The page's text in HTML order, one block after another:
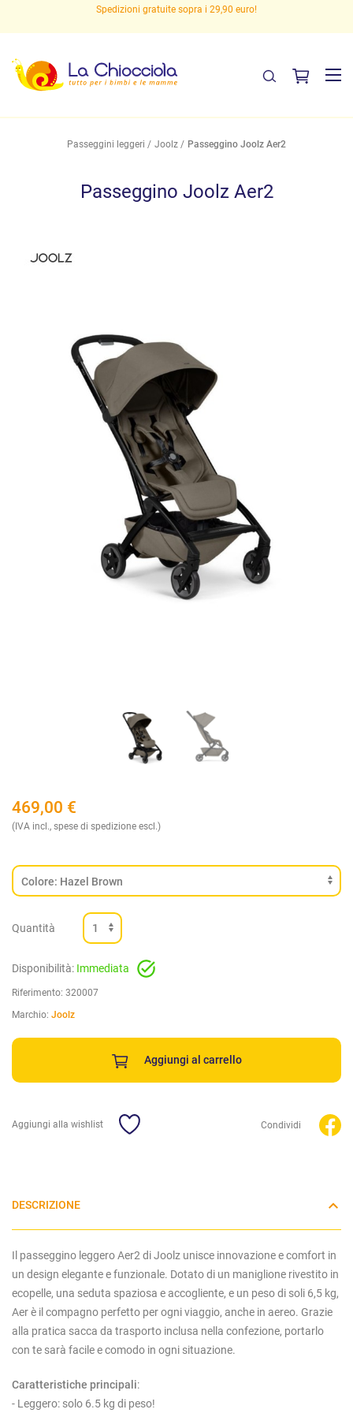
Spedizioni gratuite sopra i 29,90 euro!
Passeggini leggeri Joolz Passeggino Joolz Aer2
Passeggino Joolz Aer2
469,00 €
(IVA incl., spese di spedizione escl.)
Quantità
Disponibilità: Immediata
Riferimento: 320007
Marchio: Joolz
Aggiungi al carrello
Aggiungi alla wishlist Condividi
DESCRIZIONE
Il passeggino leggero Aer2 di Joolz unisce innovazione e comfort in
un design elegante e funzionale. Dotato di un maniglione rivestito in
ecopelle, una seduta spaziosa e accogliente, e un peso di soli 6,5 kg,
Aer è il compagno perfetto per ogni viaggio, anche in aereo. Grazie
alla pratica sacca da trasporto inclusa nella confezione, portarlo
con te sarà facile e comodo in ogni situazione.
Caratteristiche principali:
- Leggero: solo 6.5 kg di peso!